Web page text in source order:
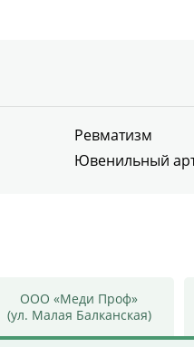
Ревматизм
Ювенильный
ООО «Меди Проф»
(ул. Малая Балканская)